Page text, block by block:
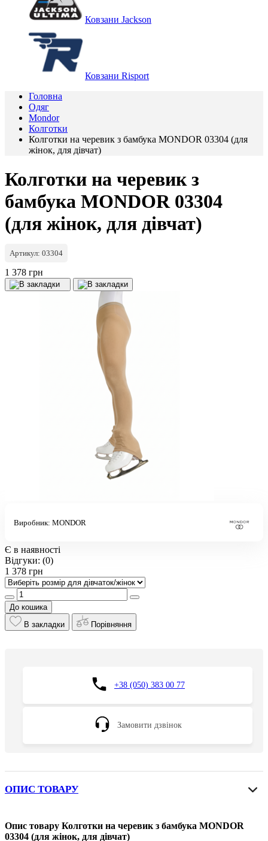
Ковзани Jackson
Ковзани Risport
Головна
Одяг
Mondor
Колготки
Колготки на черевик з бамбука MONDOR 03304 (для
жінок, для дівчат)
Колготки на черевик з
бамбука MONDOR 03304
(для жінок, для дівчат)
Артикул: 03304
1 378 грн
Виробник: MONDOR
Є в наявності
Відгуки: (0)
1 378 грн
До кошика
В закладки
Порівняння
+38 (050) 383 00 77
Замовити дзвінок
ОПИС ТОВАРУ
Опис товару Колготки на черевик з бамбука MONDOR
03304 (для жінок, для дівчат)